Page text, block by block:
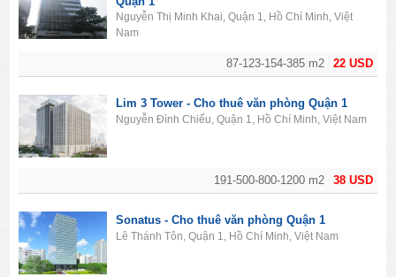
22 USD
87-123-154-385 m2
Nguyễn Thị Minh Khai, Quận 1, Hồ Chí Minh, Việt
Nam
38 USD
191-500-800-1200 m2
Lim 3 Tower - Cho thuê văn phòng Quận 1
Nguyễn Đình Chiểu, Quận 1, Hồ Chí Minh, Việt Nam
Sonatus - Cho thuê văn phòng Quận 1
Lê Thánh Tôn, Quận 1, Hồ Chí Minh, Việt Nam